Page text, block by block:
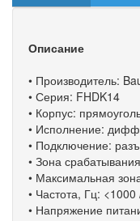
Описание
• Производитель:
• Серия: FHDK14
• Корпус:
• Исполнение:
• Подключение:
• Зона
• Максимальная
• Частота, Гц:
• Напряжение